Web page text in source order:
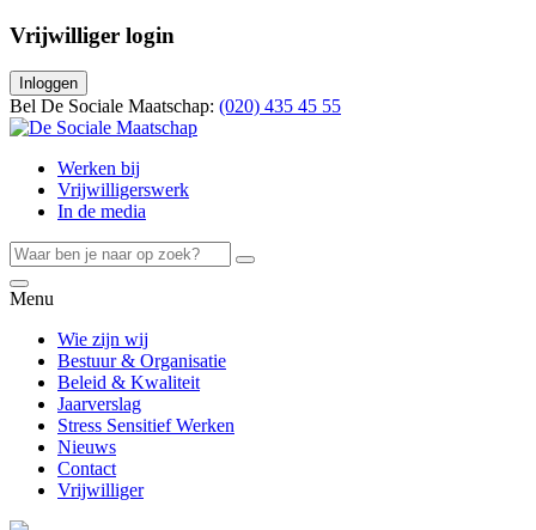
Vrijwilliger login
Inloggen
Bel De Sociale Maatschap: (020) 435 45 55
Werken bij
Vrijwilligerswerk
In de media
Menu
Wie zijn wij
Bestuur & Organisatie
Beleid & Kwaliteit
Jaarverslag
Stress Sensitief Werken
Nieuws
Contact
Vrijwilliger